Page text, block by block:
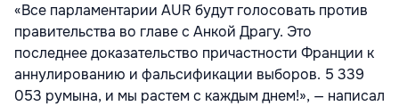
«Все парламентарии AUR будут голосовать против
правительства во главе с Анкой Драгу. Это
последнее доказательство причастности Франции к
аннулированию и фальсификации выборов. 5 339
053 румына, и мы растем с каждым днем!», — написал